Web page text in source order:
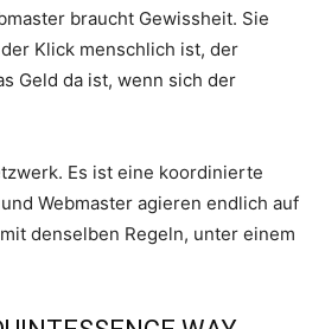
braucht Gewissheit. Sie
Klick menschlich ist, der
Geld da ist, wenn sich der
Es ist eine koordinierte
Webmaster agieren endlich auf
denselben Regeln, unter einem